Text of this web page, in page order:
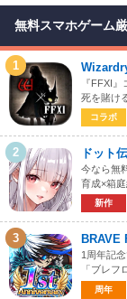
無料スマホゲーム
1
『FFXI
死を賭け
コラボ
2 ドット
今なら無
育成×箱
新作
3 BRAVE
1周年記
「ブレフ
周年